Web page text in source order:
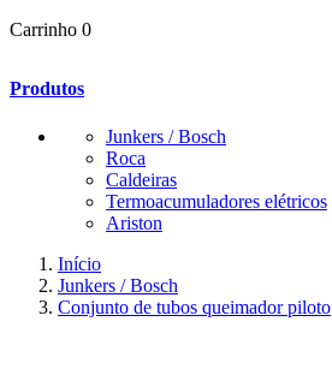
Carrinho 0
Produtos
Junkers / Bosch
Roca
Caldeiras
Termoacumuladores elétricos
Ariston
Início
Junkers / Bosch
Conjunto de tubos queimador piloto